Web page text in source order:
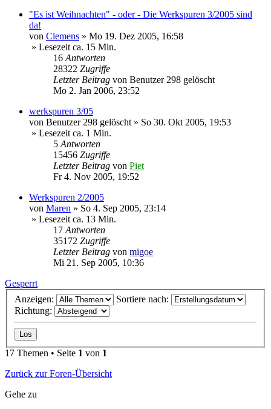
"Es ist Weihnachten" - oder - Die Werkspuren 3/2005 sind
da!
von Clemens » Mo 19. Dez 2005, 16:58
» Lesezeit ca. 15 Min.
16Antworten
28322 Zugriffe
Letzter Beitrag von Benutzer 298 gelöscht
Mo 2. Jan 2006, 23:52
werkspuren 3/05
von Benutzer 298 gelöscht» So 30. Okt 2005, 19:53
» Lesezeit ca. 1 Min.
5Antworten
15456 Zugriffe
Letzter Beitrag von Piet
Fr 4. Nov 2005, 19:52
Werkspuren 2/2005
von Maren » So 4. Sep 2005, 23:14
» Lesezeit ca. 13 Min.
17Antworten
35172 Zugriffe
Letzter Beitrag von migoe
Mi 21. Sep 2005, 10:36
Gesperrt
Anzeigen:
Sortiere nach:
Richtung:
17 Themen • Seite 1 von 1
Zurück zur Foren-Übersicht
Gehe zu